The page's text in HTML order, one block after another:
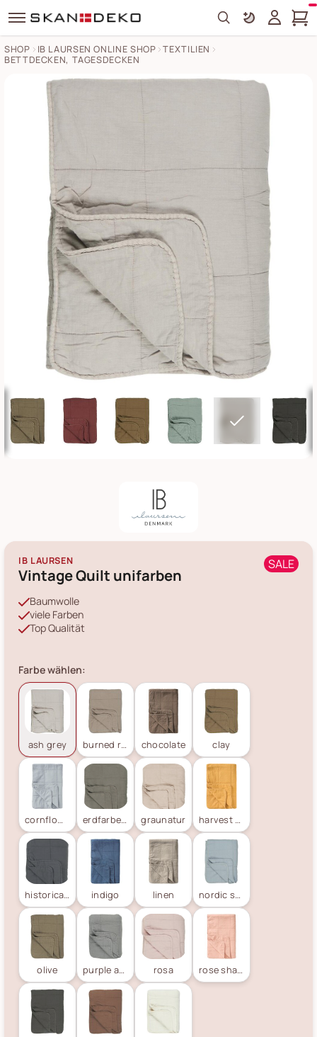
Search
SHOP IB LAURSEN ONLINE SHOP
TEXTILIEN
BETTDECKEN, TAGESDECKEN
IB Laursen Vintage Quilt unifarben Bilder
SALE
IB LAURSEN
Vintage Quilt unifarben
Baumwolle
viele Farben
Top Qualität
Farbe wählen:
ash grey burned rose chocolate clay
cornflower erdfarbene graunatur harvest yellow
historical blue indigo linen nordic sky
olive purple ash rosa rose shadow